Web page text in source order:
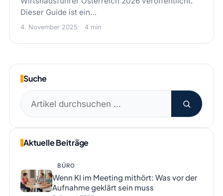
Dieser Guide ist ein…
4. November 2025 4 min
Suche
Suchen
nach:
Aktuelle Beiträge
BÜRO
Wenn KI im Meeting mithört: Was vor der
Aufnahme geklärt sein muss